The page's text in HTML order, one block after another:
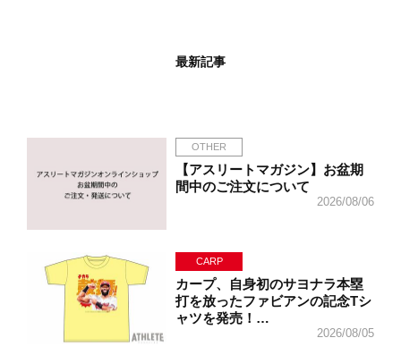
最新記事
OTHER
【アスリートマガジン】お盆期
間中のご注文について
2026/08/06
CARP
カープ、自身初のサヨナラ本塁
打を放ったファビアンの記念Tシ
ャツを発売！…
2026/08/05